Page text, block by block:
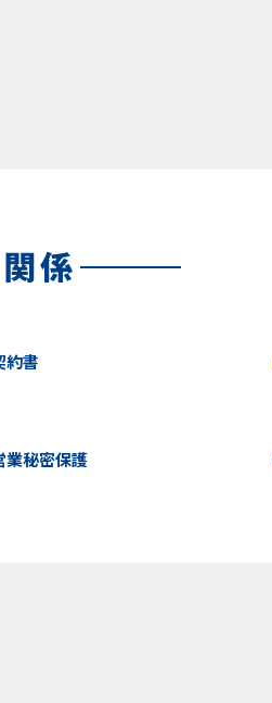
書
秘密保護